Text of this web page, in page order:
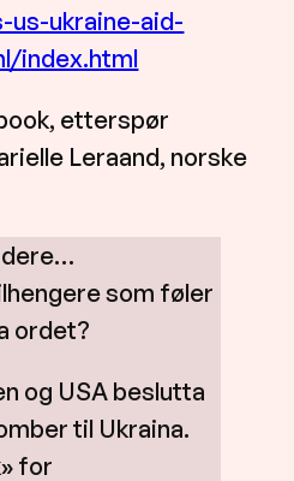
us-ukraine-aid-
index.html
etterspør
Leraand, norske
dere…
som føler
ordet?
og USA beslutta
til Ukraina.
for